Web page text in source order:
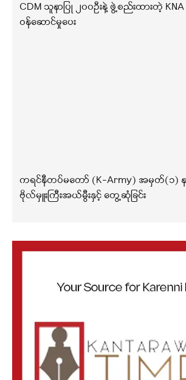
CDM သူနာပြု ၂၀၀ဦးနဲ့ ဖွဲ့စည်းထားတဲ့ KNA
ဝန်ဆောင်မှုပေး
ကရင်နီတပ်မတော် (K-Army) အမှတ်(၁)
ဗိုလ်မှူးကြီးအယ်မွီးနှင့် တွေ့ဆုံခြင်း